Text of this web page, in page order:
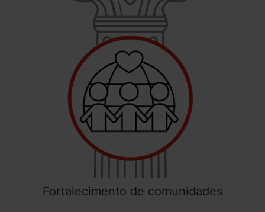
Fortalecimento de comunidades